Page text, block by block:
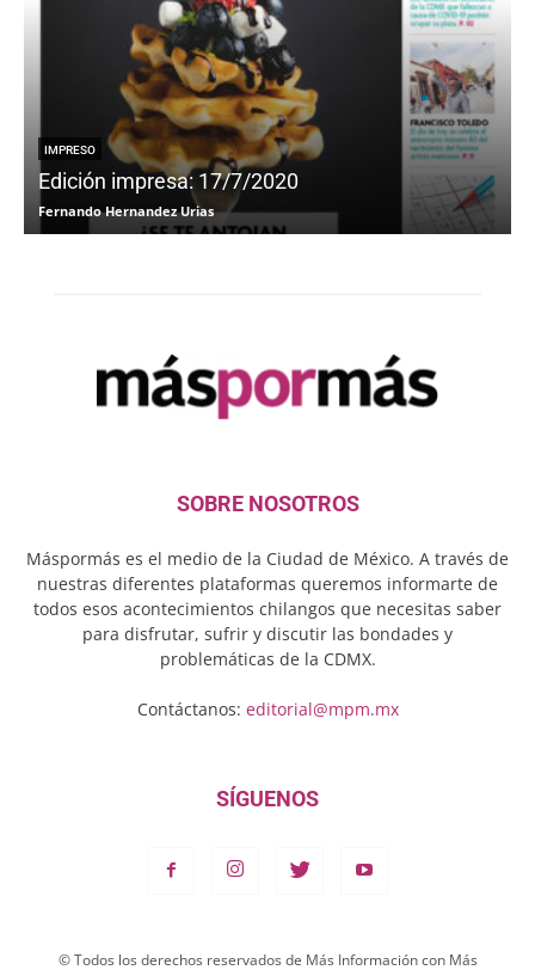
IMPRESO
Edición impresa: 17/7/2020
Fernando Hernandez Urias
SOBRE NOSOTROS
Máspormás es el medio de la Ciudad de México. A través de
nuestras diferentes plataformas queremos informarte de
todos esos acontecimientos chilangos que necesitas saber
para disfrutar, sufrir y discutir las bondades y
problemáticas de la CDMX.
Contáctanos: editorial@mpm.mx
SÍGUENOS
© Todos los derechos reservados de Más Información con Más